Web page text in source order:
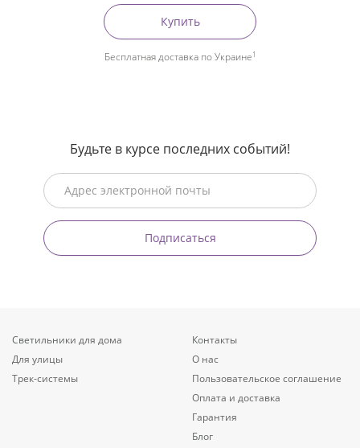
Купить
Бесплатная доставка по Украине1
Будьте в курсе последних событий!
Подписаться
Светильники для дома
Для улицы
Трек-системы
Контакты
О нас
Пользовательское соглашение
Оплата и доставка
Гарантия
Блог